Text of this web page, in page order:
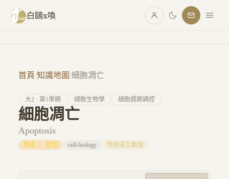
跳至主要內容
白鷗x喚
首頁/知識地圖/細胞凋亡
大2 · 第1學期 細胞生物學 細胞週期調控
細胞凋亡
Apoptosis
難度 3 · 進階 cell-biology 想做成互動版